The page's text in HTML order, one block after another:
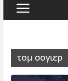
τομ σογιερ